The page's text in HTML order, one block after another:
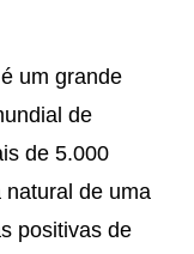
um grande
de
de 5.000
natural de uma
positivas de